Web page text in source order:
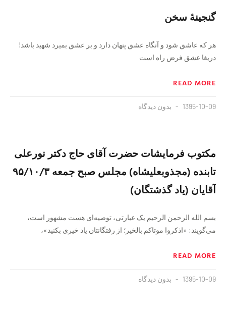
گنجینهٔ سخن
هر که عاشق شود و آنگاه عشق پنهان دارد و بر عشق بمیرد شهید باشد!
دریغا عشق فرض راه است
READ MORE
1395-10-09 بدون دیدگاه
مکتوب فرمایشات حضرت آقای حاج دکتر نورعلی
تابنده (مجذوبعلیشاه) مجلس صبح جمعه ۹۵/۱۰/۳
آقایان (یاد گذشتگان)
بسم الله الرحمن الرحیم یک عبارتی، توصیه‌ای هست مشهور است،
می‌گویند: «اذکروا موتاکم بالخیر؛ از رفتگانتان یاد خیری بکنید»،
READ MORE
1395-10-09 بدون دیدگاه